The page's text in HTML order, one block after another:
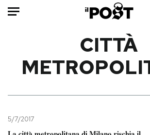
Auto
HOME
Mondo
Tecnologia
Libri
CITTÀ
5/7/2017